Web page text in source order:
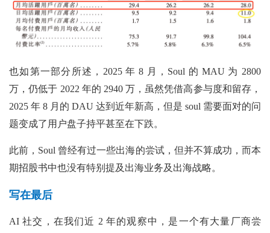
也如第一部分所述，2025 年 8 月，Soul 的 MAU 为 2800
万，仍低于 2022 年的 2940 万，虽然凭借高参与度和留存，
2025 年 8 月的 DAU 达到近年新高，但是 soul 需要面对的问
题变成了用户盘子持平甚至在下跌。
此前，Soul 曾经有过一些出海的尝试，但并不算成功，而本
期招股书中也没有特别提及出海业务及出海战略。
写在最后
AI 社交，在我们近 2 年的观察中，是一个有大量厂商尝